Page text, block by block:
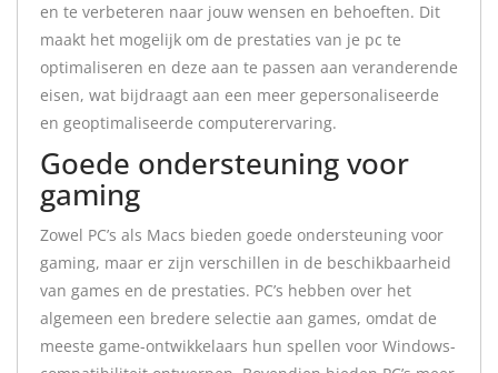
en te verbeteren naar jouw wensen en behoeften. Dit
maakt het mogelijk om de prestaties van je pc te
optimaliseren en deze aan te passen aan veranderende
eisen, wat bijdraagt aan een meer gepersonaliseerde
en geoptimaliseerde computerervaring.
Goede ondersteuning voor
gaming
Zowel PC’s als Macs bieden goede ondersteuning voor
gaming, maar er zijn verschillen in de beschikbaarheid
van games en de prestaties. PC’s hebben over het
algemeen een bredere selectie aan games, omdat de
meeste game-ontwikkelaars hun spellen voor Windows-